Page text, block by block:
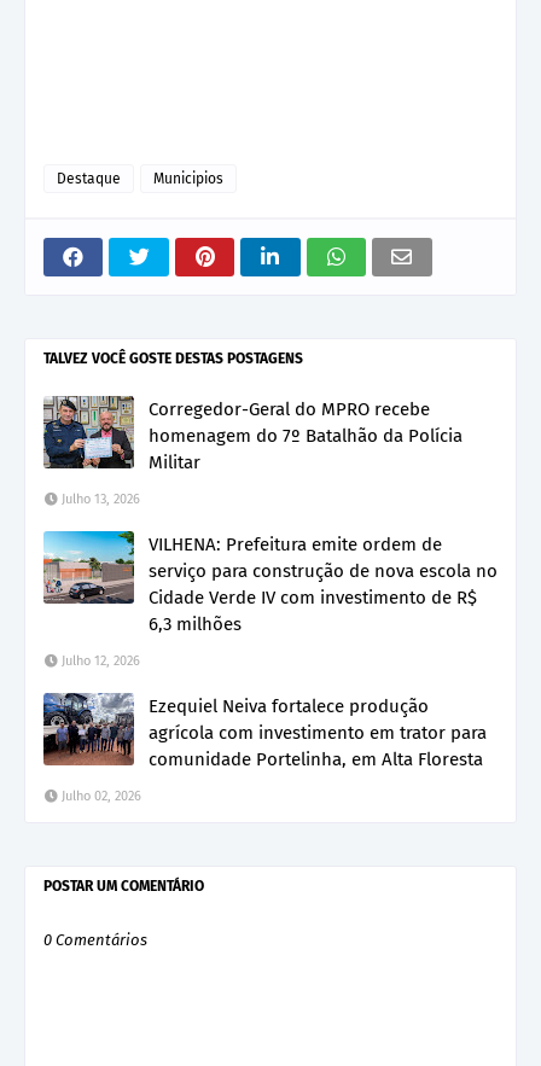
Destaque Municipios
TALVEZ VOCÊ GOSTE DESTAS POSTAGENS
Corregedor-Geral do MPRO recebe
homenagem do 7º Batalhão da Polícia
Militar
Julho 13, 2026
VILHENA: Prefeitura emite ordem de
serviço para construção de nova escola no
Cidade Verde IV com investimento de R$
6,3 milhões
Julho 12, 2026
Ezequiel Neiva fortalece produção
agrícola com investimento em trator para
comunidade Portelinha, em Alta Floresta
Julho 02, 2026
POSTAR UM COMENTÁRIO
0 Comentários